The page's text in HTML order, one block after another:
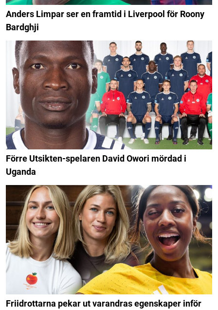
Anders Limpar ser en framtid i Liverpool för Roony
Bardghji
Förre Utsikten-spelaren David Owori mördad i
Uganda
Friidrottarna pekar ut varandras egenskaper inför